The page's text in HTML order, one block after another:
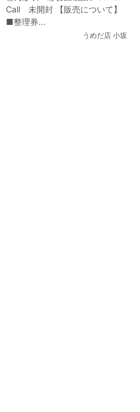
「彩雲国物語」Curtain Call
未開封
Call 未開封 【販売について】
■整理券...
うめだ店 小坂